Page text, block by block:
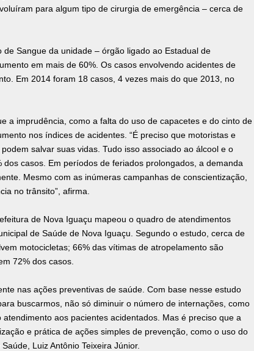
para algum tipo de cirurgia de emergência – cerca de
Sangue da unidade – órgão ligado ao Estadual de
em mais de 60%. Os casos envolvendo acidentes de
Em 2014 foram 18 casos, 4 vezes mais do que 2013, no
a imprudência, como a falta do uso de capacetes e do cinto de
nos índices de acidentes. “É preciso que motoristas e
salvar suas vidas. Tudo isso associado ao álcool e o
casos. Em períodos de feriados prolongados, a demanda
Mesmo com as inúmeras campanhas de conscientização,
no trânsito”, afirma.
de Nova Iguaçu mapeou o quadro de atendimentos
de Saúde de Nova Iguaçu. Segundo o estudo, cerca de
motocicletas; 66% das vítimas de atropelamento são
72% dos casos.
nas ações preventivas de saúde. Com base nesse estudo
buscarmos, não só diminuir o número de internações, como
aos pacientes acidentados. Mas é preciso que a
e prática de ações simples de prevenção, como o uso do
Luiz Antônio Teixeira Júnior.